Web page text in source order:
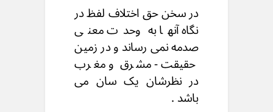
در سخن حق اختلاف لفظ در
نگاه آنها به وحدت معنی
صدمه نمی رساند و در زمین
حقیقت - مشرق و مغرب
در نظرشان یک سان می
باشد .